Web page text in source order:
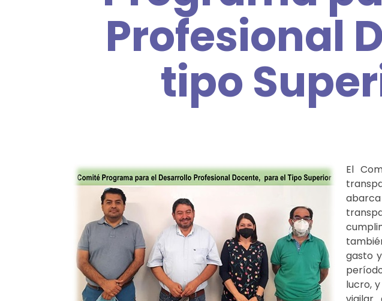
Profesional
tipo
El
abarca
gasto
lucro,